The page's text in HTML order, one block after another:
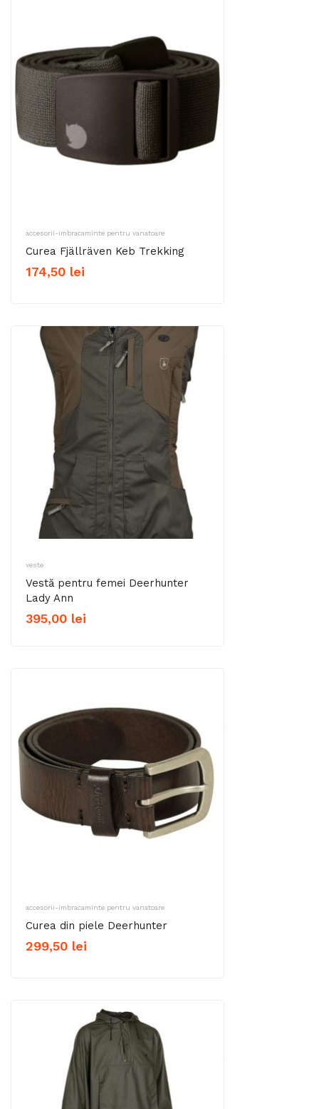
accesorii-imbracaminte pentru vanatoare
Curea Fjällräven Keb Trekking
174,50 lei
veste
Vestă pentru femei Deerhunter
Lady Ann
395,00 lei
accesorii-imbracaminte pentru vanatoare
Curea din piele Deerhunter
299,50 lei